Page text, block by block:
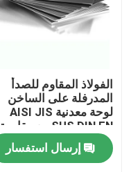
لفائف الصلب جي
أنابيب الصلب SS
شريط دائري من
قطاع الفولاذ المقاوم
الفولاذ المقاوم للصدأ
المدرفلة على الساخن
لوحة معدنية AISI JIS
SUS DIN EN مع مقاومة
الحرارة EN1090
إرسال استفسار